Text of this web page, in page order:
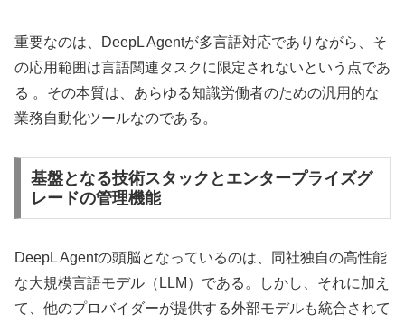
重要なのは、DeepL Agentが多言語対応でありながら、そ
の応用範囲は言語関連タスクに限定されないという点であ
る 。その本質は、あらゆる知識労働者のための汎用的な
業務自動化ツールなのである。
基盤となる技術スタックとエンタープライズグ
レードの管理機能
DeepL Agentの頭脳となっているのは、同社独自の高性能
な大規模言語モデル（LLM）である。しかし、それに加え
て、他のプロバイダーが提供する外部モデルも統合されて